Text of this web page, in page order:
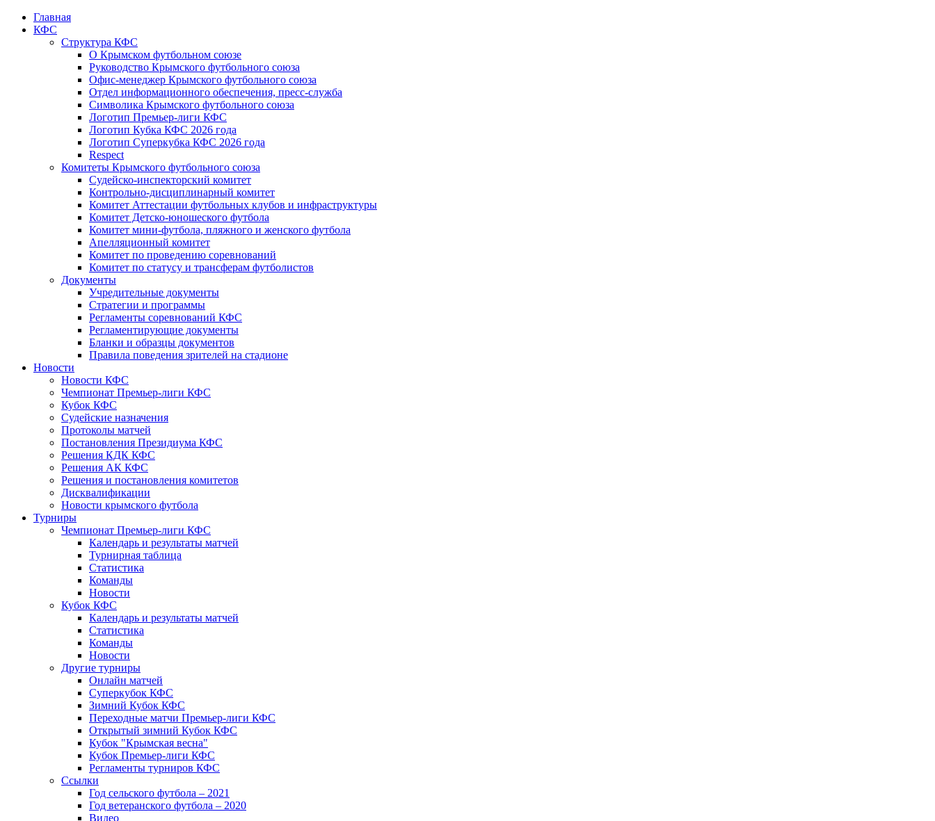
Главная
КФС
Структура КФС
О Крымском футбольном союзе
Руководство Крымского футбольного союза
Офис-менеджер Крымского футбольного союза
Отдел информационного обеспечения, пресс-служба
Символика Крымского футбольного союза
Логотип Премьер-лиги КФС
Логотип Кубка КФС 2026 года
Логотип Суперкубка КФС 2026 года
Respect
Комитеты Крымского футбольного союза
Судейско-инспекторский комитет
Контрольно-дисциплинарный комитет
Комитет Аттестации футбольных клубов и инфраструктуры
Комитет Детско-юношеского футбола
Комитет мини-футбола, пляжного и женского футбола
Апелляционный комитет
Комитет по проведению соревнований
Комитет по статусу и трансферам футболистов
Документы
Учредительные документы
Стратегии и программы
Регламенты соревнований КФС
Регламентирующие документы
Бланки и образцы документов
Правила поведения зрителей на стадионе
Новости
Новости КФС
Чемпионат Премьер-лиги КФС
Кубок КФС
Судейские назначения
Протоколы матчей
Постановления Президиума КФС
Решения КДК КФС
Решения АК КФС
Решения и постановления комитетов
Дисквалификации
Новости крымского футбола
Турниры
Чемпионат Премьер-лиги КФС
Календарь и результаты матчей
Турнирная таблица
Статистика
Команды
Новости
Кубок КФС
Календарь и результаты матчей
Статистика
Команды
Новости
Другие турниры
Онлайн матчей
Суперкубок КФС
Зимний Кубок КФС
Переходные матчи Премьер-лиги КФС
Открытый зимний Кубок КФС
Кубок "Крымская весна"
Кубок Премьер-лиги КФС
Регламенты турниров КФС
Ссылки
Год сельского футбола – 2021
Год ветеранского футбола – 2020
Видео